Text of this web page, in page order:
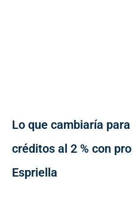
Lo que cambiaría
créditos al 2 % con
Espriella